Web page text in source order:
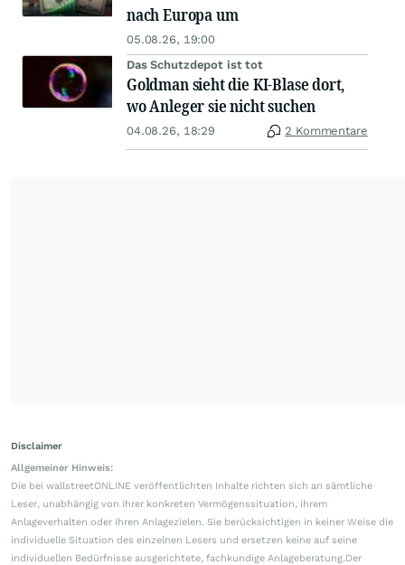
nach Europa um
05.08.26, 19:00
Das Schutzdepot ist tot
Goldman sieht die KI-Blase dort,
wo Anleger sie nicht suchen
04.08.26, 18:29 2 Kommentare
Disclaimer
Allgemeiner Hinweis:
Die bei wallstreetONLINE veröffentlichten Inhalte richten sich an sämtliche
Leser, unabhängig von ihrer konkreten Vermögenssituation, ihrem
Anlageverhalten oder ihren Anlagezielen. Sie berücksichtigen in keiner Weise die
individuelle Situation des einzelnen Lesers und ersetzen keine auf seine
individuellen Bedürfnisse ausgerichtete, fachkundige Anlageberatung.Der